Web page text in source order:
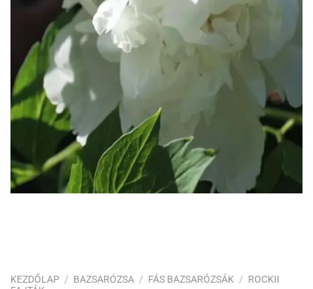
KEZDŐLAP / BAZSARÓZSA / FÁS BAZSARÓZSÁK / ROCKII